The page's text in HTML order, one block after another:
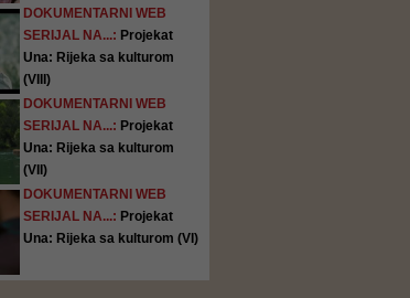
DOKUMENTARNI WEB
SERIJAL NA...: Projekat
Una: Rijeka sa kulturom
(VIII)
DOKUMENTARNI WEB
SERIJAL NA...: Projekat
Una: Rijeka sa kulturom
(VII)
DOKUMENTARNI WEB
SERIJAL NA...: Projekat
Una: Rijeka sa kulturom (VI)